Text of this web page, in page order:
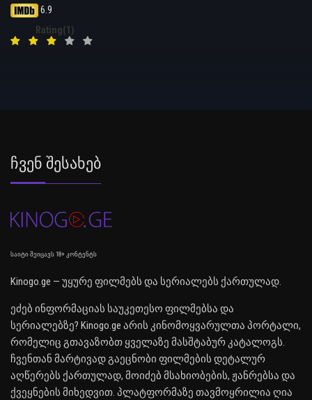
6.9
Rating(1)
Ჩვენ Შესახებ
საიტი შეიცავს 18+ კონტენტს
Kinogo.ge — უყურე ფილმებს და სერიალებს ქართულად.
ეძებ ინფორმაციას საუკეთესო ფილმებსა და
სერიალებზე? Kinogo.ge არის კინომოყვარულთა პორტალი,
რომელიც გთავაზობთ ყველაზე მასშტაბურ კატალოგს.
ჩვენთან მარტივად გაეცნობი ფილმების დეტალურ
აღწერებს ქართულად, მოიძებ მსახიობების, ჟანრებსა და
ქვეყნების მიხედვით. პლატფორმაზე თავმოყრილია ღია